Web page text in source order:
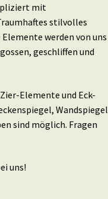
mit
stilvolles
werden von uns
geschliffen und
Elemente und Eck-
Wandspiegel
sind möglich. Fragen
uns!